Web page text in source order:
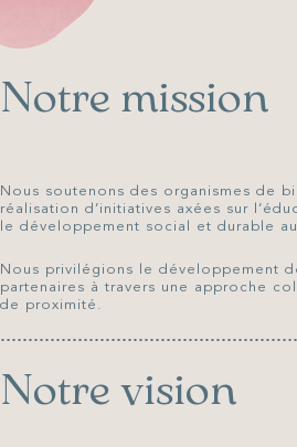
Notre mission
Nous soutenons des organismes de
réalisation d’initiatives axées sur
le développement social et durable
Nous privilégions le développement
partenaires à travers une approche
de proximité.
Notre vision